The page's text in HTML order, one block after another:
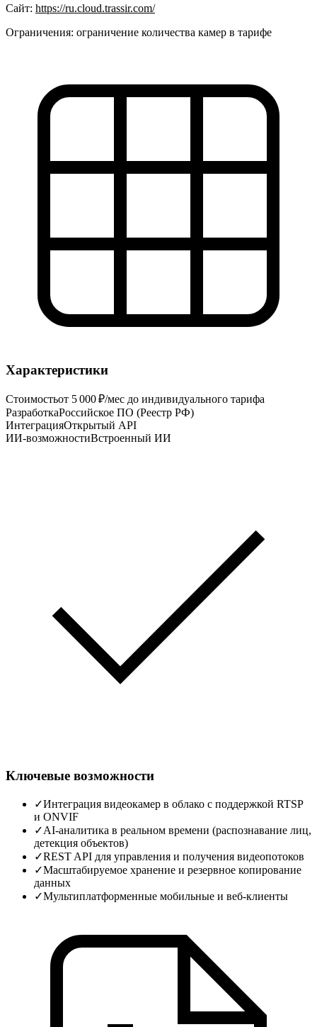
Сайт: https://ru.cloud.trassir.com/
Ограничения: ограничение количества камер в тарифе
Характеристики
Стоимостьот 5 000 ₽/мес до индивидуального тарифа
РазработкаРоссийское ПО (Реестр РФ)
ИнтеграцияОткрытый API
ИИ-возможностиВстроенный ИИ
Ключевые возможности
✓Интеграция видеокамер в облако с поддержкой RTSP
и ONVIF
✓AI‑аналитика в реальном времени (распознавание лиц,
детекция объектов)
✓REST API для управления и получения видеопотоков
✓Масштабируемое хранение и резервное копирование
данных
✓Мультиплатформенные мобильные и веб‑клиенты